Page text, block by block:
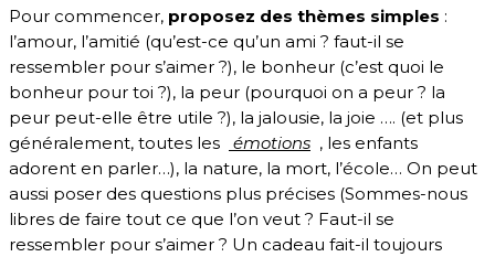
Pour commencer, proposez des thèmes simples :
l’amour, l’amitié (qu’est-ce qu’un ami ? faut-il se
ressembler pour s’aimer ?), le bonheur (c’est quoi le
bonheur pour toi ?), la peur (pourquoi on a peur ? la
peur peut-elle être utile ?), la jalousie, la joie …. (et plus
généralement, toutes les
émotions , les enfants
adorent en parler…), la nature, la mort, l’école… On peut
aussi poser des questions plus précises (Sommes-nous
libres de faire tout ce que l’on veut ? Faut-il se
ressembler pour s’aimer ? Un cadeau fait-il toujours